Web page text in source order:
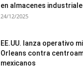
en almacenes
24/12/2025
EE.UU. lanza operativo
Orleans contra
mexicanos